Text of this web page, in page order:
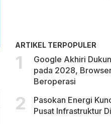
ARTIKEL TERPOPULER
Google Akhiri
pada 2028,
Beroperasi
Pasokan Energi
Pusat Infrastruktur